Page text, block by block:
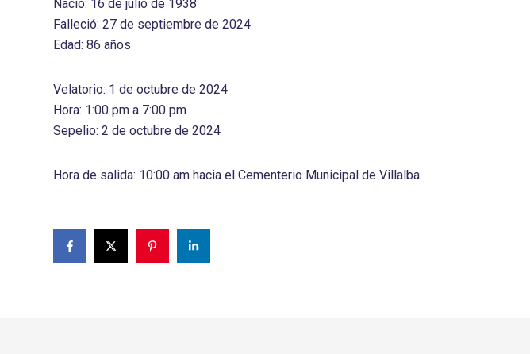
Nació: 16 de julio de 1938
Falleció: 27 de septiembre de 2024
Edad: 86 años
Velatorio: 1 de octubre de 2024
Hora: 1:00 pm a 7:00 pm
Sepelio: 2 de octubre de 2024
Hora de salida: 10:00 am hacia el Cementerio Municipal de Villalba